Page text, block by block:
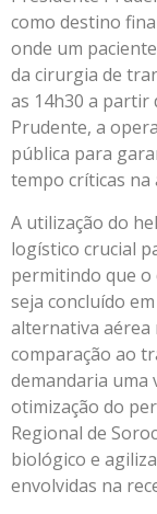
como destino
onde um
da cirurgia de
as 14h30 a partir
Prudente, a
pública para
tempo críticas na
A utilização do
logístico crucial
permitindo que o
seja concluído
alternativa aérea
comparação ao
demandaria uma
otimização do
Regional de
biológico e
envolvidas na